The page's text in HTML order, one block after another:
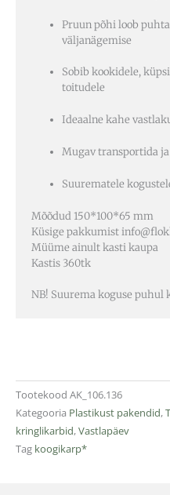
Pruun põhi loob
väljanägemise
Sobib kookidele,
toitudele
Ideaalne kahe
Mugav transportida
Suurematele
Mõõdud 150*100*65 mm
Küsige pakkumist
Müüme ainult kasti kaupa
Kastis 360tk
NB! Suurema koguse
Tootekood AK_106.136
Kategooria Plastikust pakendid,
kringlikarbid,Vastlapäev
Tag koogikarp*